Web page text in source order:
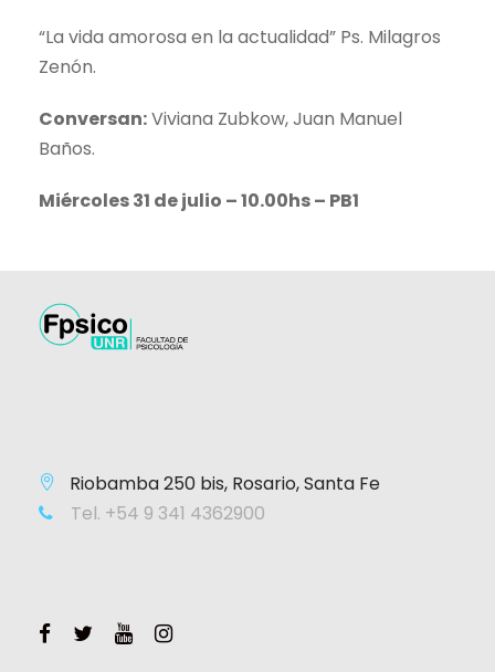
“La vida amorosa en la actualidad” Ps. Milagros
Zenón.
Conversan:Viviana Zubkow, Juan Manuel
Baños.
Miércoles 31 de julio – 10.00hs – PB1
Riobamba 250 bis, Rosario, Santa Fe
Tel. +54 9 341 4362900